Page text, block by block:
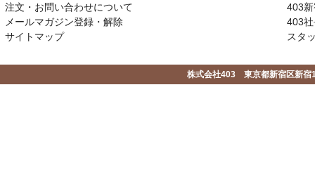
注文・お問い合わせについて
メールマガジン登録・解除
サイトマップ
403
403
スタ
株式会社403 東京都新宿区新